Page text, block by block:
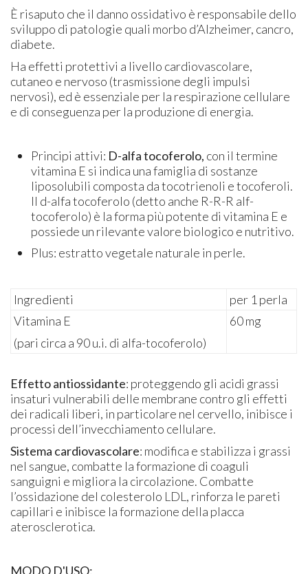
È risaputo che il danno ossidativo è responsabile dello
sviluppo di patologie quali morbo d’Alzheimer, cancro,
diabete.
Ha effetti protettivi a livello cardiovascolare,
cutaneo e nervoso (trasmissione degli impulsi
nervosi), ed è essenziale per la respirazione cellulare
e di conseguenza per la produzione di energia.
Principi attivi: D-alfa tocoferolo, con il termine
vitamina E si indica una famiglia di sostanze
liposolubili composta da tocotrienoli e tocoferoli.
Il d-alfa tocoferolo (detto anche R-R-R alf-
tocoferolo) è la forma più potente di vitamina E e
possiede un rilevante valore biologico e nutritivo.
Plus: estratto vegetale naturale in perle.
Ingredienti
per 1 perla
Vitamina E
(pari circa a 90 u.i. di alfa-tocoferolo)
60 mg
Effetto antiossidante: proteggendo gli acidi grassi
insaturi vulnerabili delle membrane contro gli effetti
dei radicali liberi, in particolare nel cervello, inibisce i
processi dell’invecchiamento cellulare.
Sistema cardiovascolare: modifica e stabilizza i grassi
nel sangue, combatte la formazione di coaguli
sanguigni e migliora la circolazione. Combatte
l’ossidazione del colesterolo LDL, rinforza le pareti
capillari e inibisce la formazione della placca
aterosclerotica.
MODO D'USO: